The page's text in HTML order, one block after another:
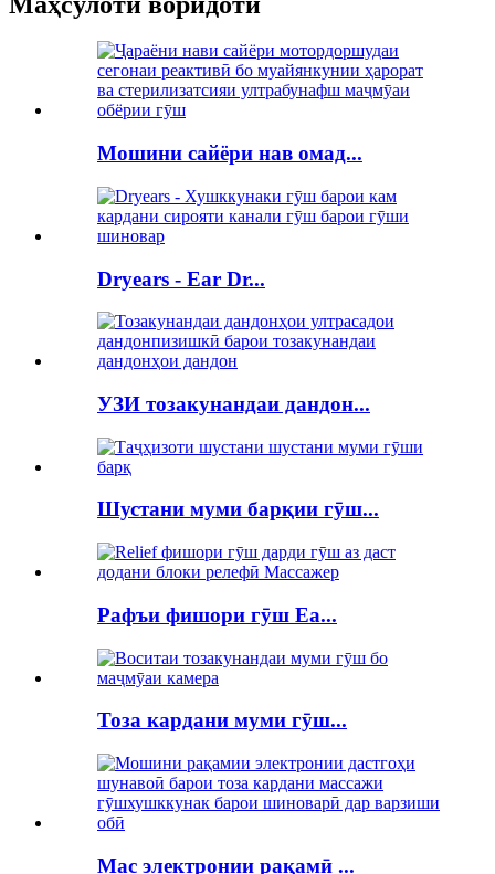
Мошини сайёри нав омад...
Dryears - Ear Dr...
УЗИ тозакунандаи дандон...
Шустани муми барқии гӯш...
Рафъи фишори гӯш Ea...
Тоза кардани муми гӯш...
Mac электронии рақамӣ ...